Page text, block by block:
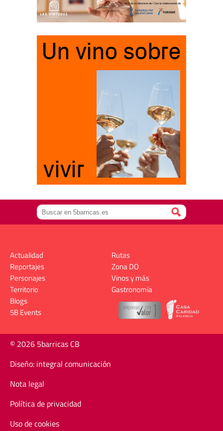
Actualidad
Reportajes
Personajes
Territorio
Rutas
Zona DO
Vinos y más
Gastronomía
Blogs
5B Events
© 2026 5barricas CB
Diseño: integral comunicación
Nota legal
Política de privacidad
Uso de cookies